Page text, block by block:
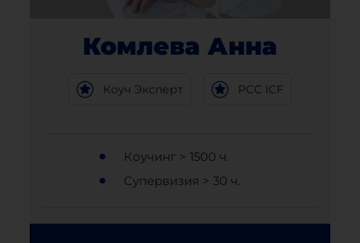
Комлева Анна
Коуч Эксперт PCC ICF
Коучинг > 1500 ч.
Супервизия > 30 ч.